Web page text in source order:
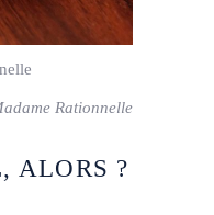
Rationnelle
ALORS ?